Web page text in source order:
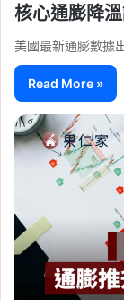
核心通膨降
美國最新通膨數據
Read More »